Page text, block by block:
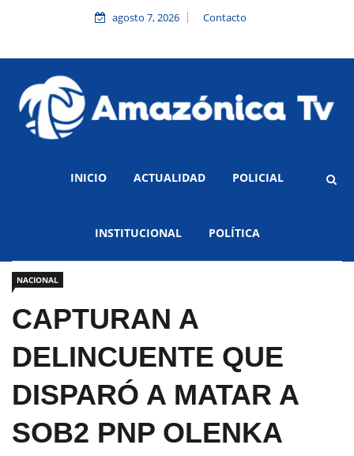
agosto 7, 2026 Contacto
INICIO ACTUALIDAD POLICIAL
INSTITUCIONAL POLÍTICA
NACIONAL
CAPTURAN A
DELINCUENTE QUE
DISPARÓ A MATAR A
SOB2 PNP OLENKA